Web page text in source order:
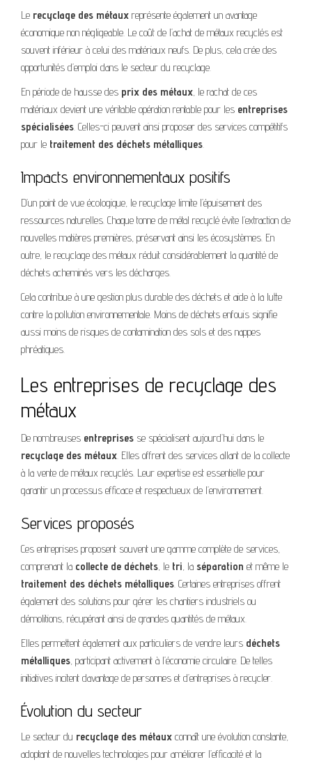
Le recyclage des métaux représente également un avantage
économique non négligeable. Le coût de l’achat de métaux recyclés est
souvent inférieur à celui des matériaux neufs. De plus, cela crée des
opportunités d’emploi dans le secteur du recyclage.
En période de hausse des prix des métaux, le rachat de ces
matériaux devient une véritable opération rentable pour les entreprises
spécialisées. Celles-ci peuvent ainsi proposer des services compétitifs
pour le traitement des déchets métalliques.
Impacts environnementaux positifs
D’un point de vue écologique, le recyclage limite l’épuisement des
ressources naturelles. Chaque tonne de métal recyclé évite l’extraction de
nouvelles matières premières, préservant ainsi les écosystèmes. En
outre, le recyclage des métaux réduit considérablement la quantité de
déchets acheminés vers les décharges.
Cela contribue à une gestion plus durable des déchets et aide à la lutte
contre la pollution environnementale. Moins de déchets enfouis signifie
aussi moins de risques de contamination des sols et des nappes
phréatiques.
Les entreprises de recyclage des
métaux
De nombreuses entreprises se spécialisent aujourd’hui dans le
recyclage des métaux. Elles offrent des services allant de la collecte
à la vente de métaux recyclés. Leur expertise est essentielle pour
garantir un processus efficace et respectueux de l’environnement.
Services proposés
Ces entreprises proposent souvent une gamme complète de services,
comprenant la collecte de déchets, le tri, la séparation et même le
traitement des déchets métalliques. Certaines entreprises offrent
également des solutions pour gérer les chantiers industriels ou
démolitions, récupérant ainsi de grandes quantités de métaux.
Elles permettent également aux particuliers de vendre leurs déchets
métalliques, participant activement à l’économie circulaire. De telles
initiatives incitent davantage de personnes et d’entreprises à recycler.
Évolution du secteur
Le secteur du recyclage des métaux connaît une évolution constante,
adoptant de nouvelles technologies pour améliorer l’efficacité et la